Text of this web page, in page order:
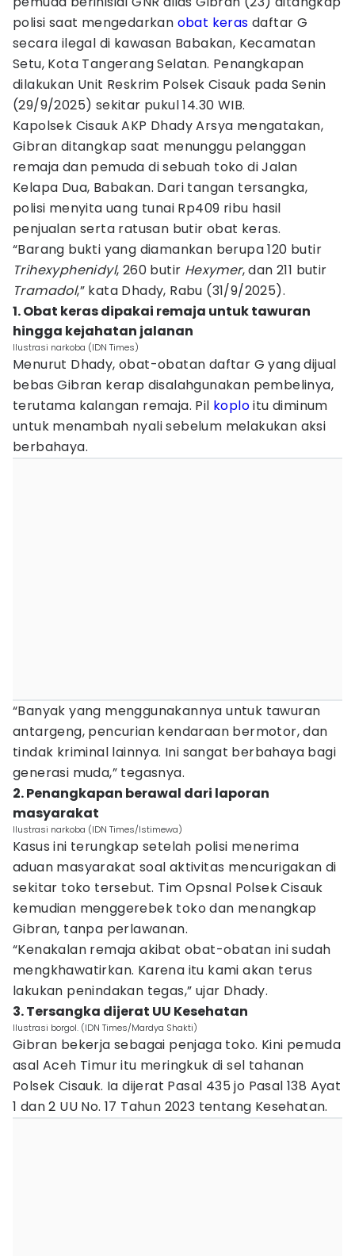
polisi saat mengedarkan obat keras daftar G
secara ilegal di kawasan Babakan, Kecamatan
Setu, Kota Tangerang Selatan. Penangkapan
dilakukan Unit Reskrim Polsek Cisauk pada Senin
(29/9/2025) sekitar pukul 14.30 WIB.
Kapolsek Cisauk AKP Dhady Arsya mengatakan,
Gibran ditangkap saat menunggu pelanggan
remaja dan pemuda di sebuah toko di Jalan
Kelapa Dua, Babakan. Dari tangan tersangka,
polisi menyita uang tunai Rp409 ribu hasil
penjualan serta ratusan butir obat keras.
“Barang bukti yang diamankan berupa 120 butir
Trihexyphenidyl, 260 butir Hexymer, dan 211 butir
Tramadol,” kata Dhady, Rabu (31/9/2025).
1. Obat keras dipakai remaja untuk tawuran
hingga kejahatan jalanan
Ilustrasi narkoba (IDN Times)
Menurut Dhady, obat-obatan daftar G yang dijual
bebas Gibran kerap disalahgunakan pembelinya,
terutama kalangan remaja. Pil koploitu diminum
untuk menambah nyali sebelum melakukan aksi
berbahaya.
“Banyak yang menggunakannya untuk tawuran
antargeng, pencurian kendaraan bermotor, dan
tindak kriminal lainnya. Ini sangat berbahaya bagi
generasi muda,” tegasnya.
2. Penangkapan berawal dari laporan
masyarakat
Ilustrasi narkoba (IDN Times/Istimewa)
Kasus ini terungkap setelah polisi menerima
aduan masyarakat soal aktivitas mencurigakan di
sekitar toko tersebut. Tim Opsnal Polsek Cisauk
kemudian menggerebek toko dan menangkap
Gibran, tanpa perlawanan.
“Kenakalan remaja akibat obat-obatan ini sudah
mengkhawatirkan. Karena itu kami akan terus
lakukan penindakan tegas,” ujar Dhady.
3. Tersangka dijerat UU Kesehatan
Ilustrasi borgol. (IDN Times/Mardya Shakti)
Gibran bekerja sebagai penjaga toko. Kini pemuda
asal Aceh Timur itu meringkuk di sel tahanan
Polsek Cisauk. Ia dijerat Pasal 435 jo Pasal 138 Ayat
1 dan 2 UU No. 17 Tahun 2023 tentang Kesehatan.